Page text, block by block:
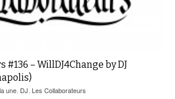
#136 – WillDJ4Change by DJ
une DJ Les Collaborateurs